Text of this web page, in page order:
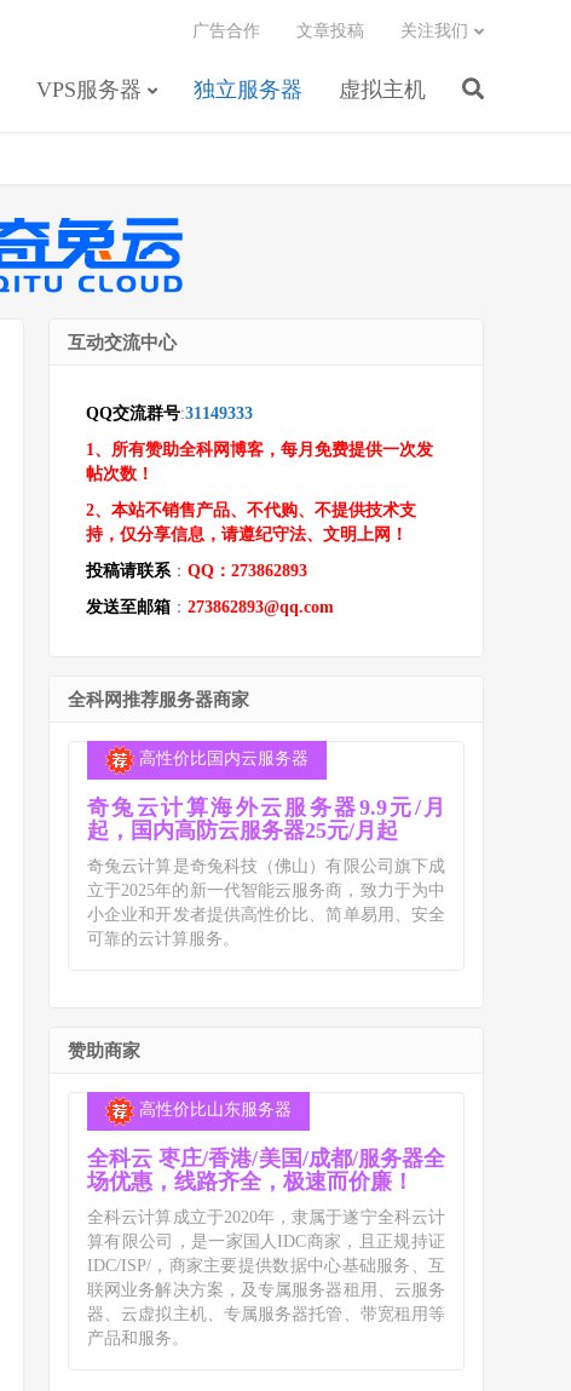
VPS服务器 独立服务器 虚拟主机
广告合作 文章投稿 关注我们
互动交流中心
QQ交流群号:31149333
1、所有赞助全科网博客，每月免费提供一次发
帖次数！
2、本站不销售产品、不代购、不提供技术支
持，仅分享信息，请遵纪守法、文明上网！
投稿请联系： QQ：273862893
发送至邮箱 ： 273862893@qq.com
全科网推荐服务器商家
高性价比国内云服务器
奇兔云计算海外云服务器9.9元/月
起，国内高防云服务器25元/月起
奇兔云计算是奇兔科技（佛山）有限公司旗下成
立于2025年的新一代智能云服务商，致力于为中
小企业和开发者提供高性价比、简单易用、安全
可靠的云计算服务。
赞助商家
高性价比山东服务器
全科云 枣庄/香港/美国/成都/服务器全
场优惠，线路齐全，极速而价廉！
全科云计算成立于2020年，隶属于遂宁全科云计
算有限公司，是一家国人IDC商家，且正规持证
IDC/ISP/，商家主要提供数据中心基础服务、互
联网业务解决方案，及专属服务器租用、云服务
器、云虚拟主机、专属服务器托管、带宽租用等
产品和服务。